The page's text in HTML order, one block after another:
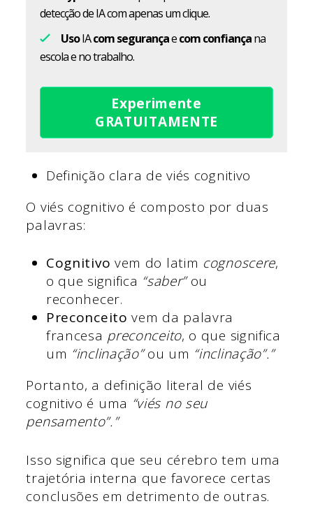
detecção de IA com apenas um clique.
UsoIAcom segurançaecom confiançana
escola e no trabalho.
Experimente
GRATUITAMENTE
Definição clara de viés cognitivo
O viés cognitivo é composto por duas
palavras:
Cognitivo vem do latim cognoscere,
o que significa “saber”ou
reconhecer.
Preconceito vem da palavra
francesa preconceito, o que significa
um “inclinação”ou um “inclinação”.”
Portanto, a definição literal de viés
cognitivo é uma “viés no seu
pensamento”.”
Isso significa que seu cérebro tem uma
trajetória interna que favorece certas
conclusões em detrimento de outras.